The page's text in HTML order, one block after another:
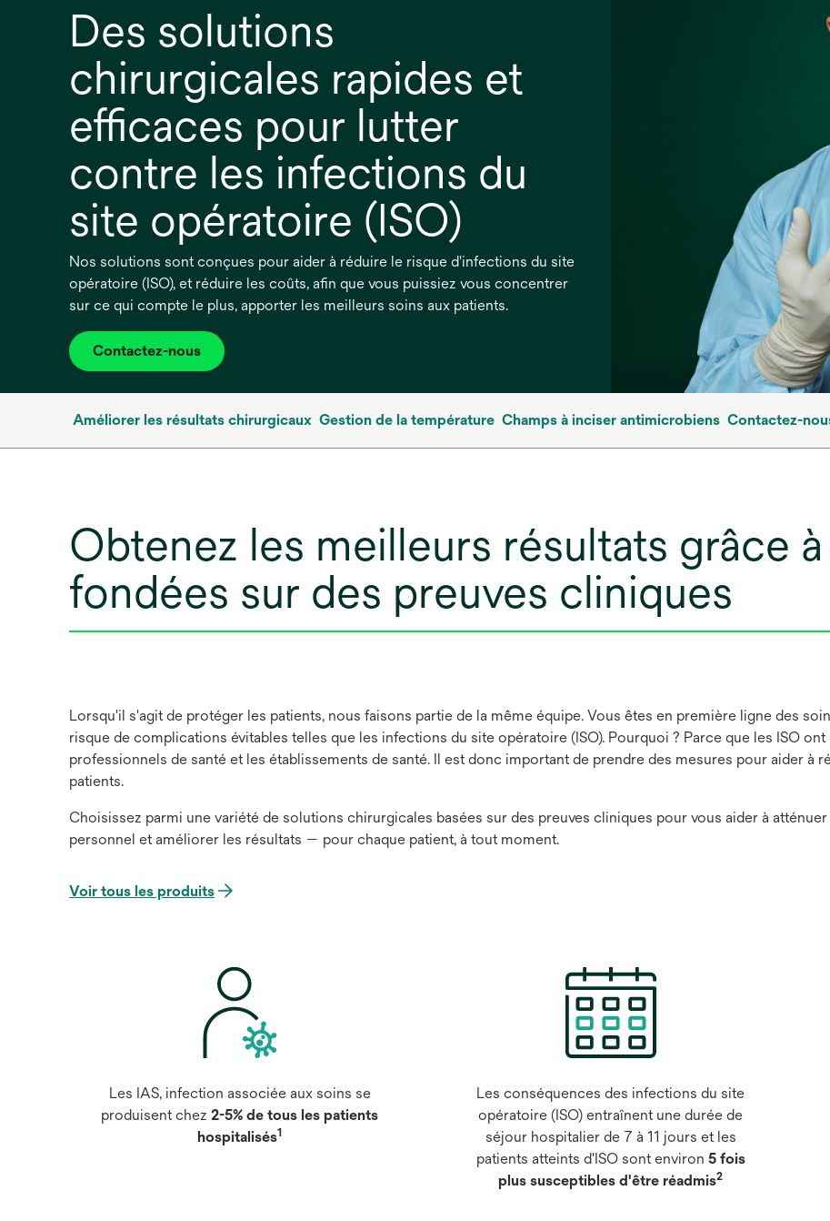
Des solutions
chirurgicales rapides et
efficaces pour lutter
contre les infections du
site opératoire (ISO)
Nos solutions sont conçues pour aider à réduire le risque d'infections du site
opératoire (ISO), et réduire les coûts, afin que vous puissiez vous concentrer
sur ce qui compte le plus, apporter les meilleurs soins aux patients.
Contactez-nous
Améliorer les résultats chirurgicaux Gestion de la température Champs à inciser antimicrobiens Contactez-
Obtenez les meilleurs résultats grâce
fondées sur des preuves cliniques
Lorsqu'il s'agit de protéger les patients, nous faisons partie de la même équipe. Vous êtes en première ligne des
risque de complications évitables telles que les infections du site opératoire (ISO). Pourquoi ? Parce que les ISO
professionnels de santé et les établissements de santé. Il est donc important de prendre des mesures pour aider à
patients.
Choisissez parmi une variété de solutions chirurgicales basées sur des preuves cliniques pour vous aider à
personnel et améliorer les résultats — pour chaque patient, à tout moment.
Voir tous les produits
Les IAS, infection associée aux soins se
produisent chez2-5% de tous les patients
hospitalisés1
Les conséquences des infections du site
opératoire (ISO) entraînent une durée de
séjour hospitalier de 7 à 11 jours et les
patients atteints d'ISO sont environ 5 fois
plus susceptibles d'être réadmis2